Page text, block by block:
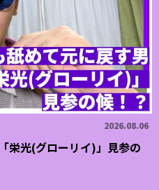
2026.08.06
栄光(グローリイ)」見参の